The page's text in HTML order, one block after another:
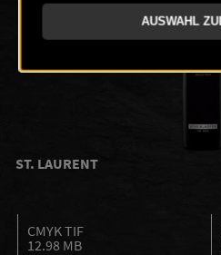
ST. LAURENT
CMYK TIF
12.98 MB